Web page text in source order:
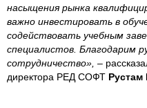
насыщения рынка
важно инвестировать в
содействовать учебным
специалистов. Благодарим
сотрудничество», –
директора РЕД СОФТ Рустам